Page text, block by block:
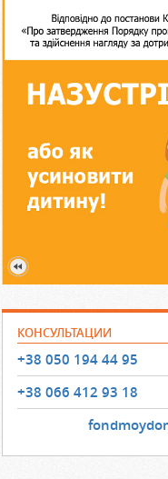
КОНСУЛЬТАЦИИ
+38 050 194 44 95
+38 066 412 93 18